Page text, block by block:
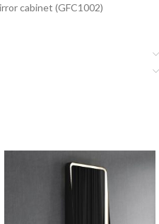
cabinet (GFC1002)